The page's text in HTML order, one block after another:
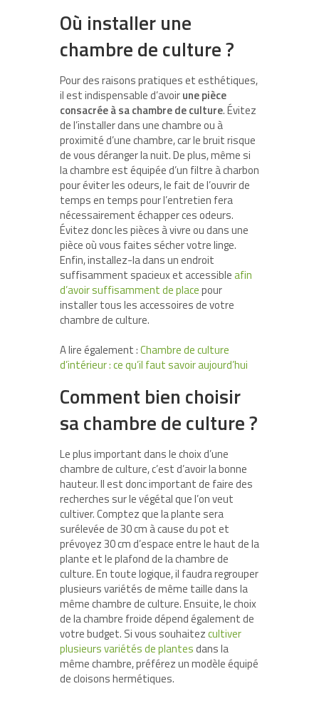
Où installer une
chambre de culture ?
Pour des raisons pratiques et esthétiques,
il est indispensable d’avoirune pièce
consacrée à sa chambre de culture. Évitez
de l’installer dans une chambre ou à
proximité d’une chambre, car le bruit risque
de vous déranger la nuit. De plus, même si
la chambre est équipée d’un filtre à charbon
pour éviter les odeurs, le fait de l’ouvrir de
temps en temps pour l’entretien fera
nécessairement échapper ces odeurs.
Évitez donc les pièces à vivre ou dans une
pièce où vous faites sécher votre linge.
Enfin, installez-la dans un endroit
suffisamment spacieux et accessibleafin
d’avoir suffisamment de placepour
installer tous les accessoires de votre
chambre de culture.
A lire également :Chambre de culture
d’intérieur : ce qu’il faut savoir aujourd’hui
Comment bien choisir
sa chambre de culture ?
Le plus important dans le choix d’une
chambre de culture, c’est d’avoir la bonne
hauteur. Il est donc important de faire des
recherches sur le végétal que l’on veut
cultiver. Comptez que la plante sera
surélevée de 30 cm à cause du pot et
prévoyez 30 cm d’espace entre le haut de la
plante et le plafond de la chambre de
culture. En toute logique, il faudra regrouper
plusieurs variétés de même taille dans la
même chambre de culture. Ensuite, le choix
de la chambre froide dépend également de
votre budget. Si vous souhaitezcultiver
plusieurs variétés de plantesdans la
même chambre, préférez un modèle équipé
de cloisons hermétiques.